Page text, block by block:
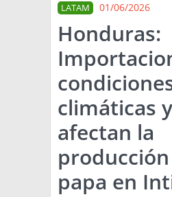
MERCADOS
NOTICIAS
EN ESPAÑOL
OTROS IDIOMAS
CLIMA
PRONÓSTICO
LLUVIAS
ARGENTINA
EL MUNDO
TÉCNICA
PRODUCCION
LATAM 01/06/2026
Honduras:
climáticas
afectan la
papa en